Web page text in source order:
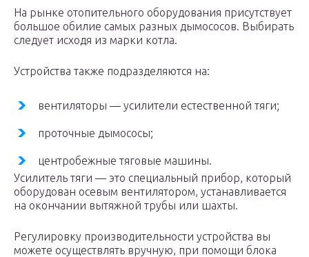
На рынке отопительного оборудования присутствует
большое обилие самых разных дымососов. Выбирать
следует исходя из марки котла.
Устройства также подразделяются на:
вентиляторы — усилители естественной тяги;
проточные дымососы;
центробежные тяговые машины.
Усилитель тяги — это специальный прибор, который
оборудован осевым вентилятором, устанавливается
на окончании вытяжной трубы или шахты.
Регулировку производительности устройства вы
можете осуществлять вручную, при помощи блока